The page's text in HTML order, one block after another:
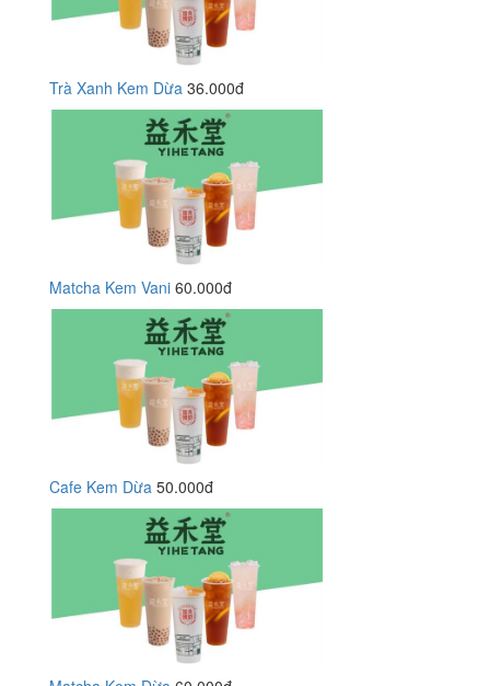
Trà Xanh Kem Dừa 36.000đ
Matcha Kem Vani 60.000đ
Cafe Kem Dừa 50.000đ